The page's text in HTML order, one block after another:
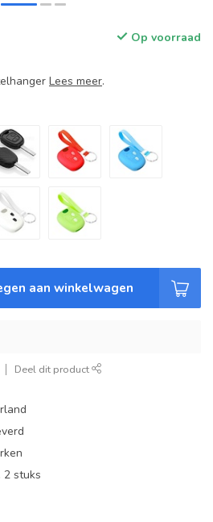
Op voorraad
Lees meer.
aan winkelwagen
Deel dit product
2 stuks